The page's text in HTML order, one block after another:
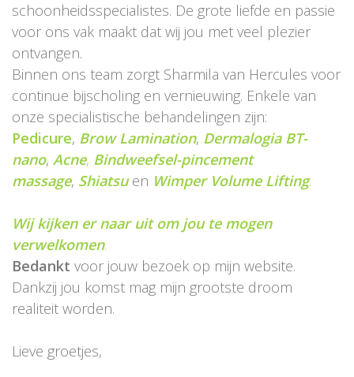
schoonheidsspecialistes. De grote liefde en passie
voor ons vak maakt dat wij jou met veel plezier
ontvangen.
Binnen ons team zorgt Sharmila van Hercules voor
continue bijscholing en vernieuwing. Enkele van
onze specialistische behandelingen zijn:
Pedicure, Brow Lamination, Dermalogia BT-
nano, Acne, Bindweefsel-pincement
massage, Shiatsuen Wimper Volume Lifting.
Wij kijken er naar uit om jou te mogen
verwelkomen.
Bedankt voor jouw bezoek op mijn website.
Dankzij jou komst mag mijn grootste droom
realiteit worden.
Lieve groetjes,